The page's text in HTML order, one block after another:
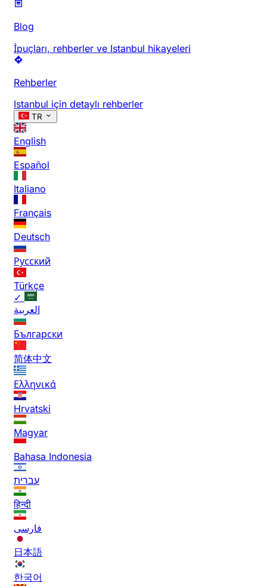
Blog
İpuçları, rehberler ve Istanbul hikayeleri
Rehberler
Istanbul için detaylı rehberler
TR
English
Español
Italiano
Français
Deutsch
Русский
Türkçe
✓
العربية
Български
简体中文
Ελληνικά
Hrvatski
Magyar
Bahasa Indonesia
עברית
हिन्दी
فارسی
日本語
한국어